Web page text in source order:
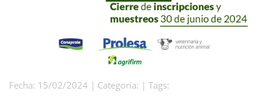
Fecha: 15/02/2024 | Categoría: | Tags: